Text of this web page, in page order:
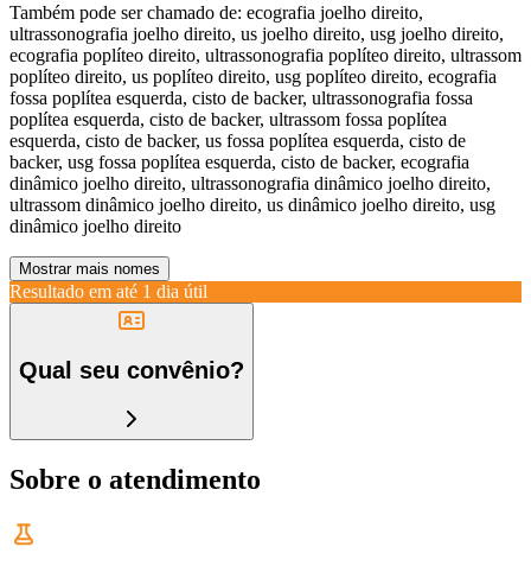
Também pode ser chamado de: ecografia joelho direito,
ultrassonografia joelho direito, us joelho direito, usg joelho direito,
ecografia poplíteo direito, ultrassonografia poplíteo direito, ultrassom
poplíteo direito, us poplíteo direito, usg poplíteo direito, ecografia
fossa poplítea esquerda, cisto de backer, ultrassonografia fossa
poplítea esquerda, cisto de backer, ultrassom fossa poplítea
esquerda, cisto de backer, us fossa poplítea esquerda, cisto de
backer, usg fossa poplítea esquerda, cisto de backer, ecografia
dinâmico joelho direito, ultrassonografia dinâmico joelho direito,
ultrassom dinâmico joelho direito, us dinâmico joelho direito, usg
dinâmico joelho direito
Mostrar mais nomes
Resultado em até 1 dia útil
Qual seu convênio?
Sobre o atendimento